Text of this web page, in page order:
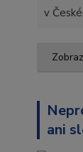
v
ani